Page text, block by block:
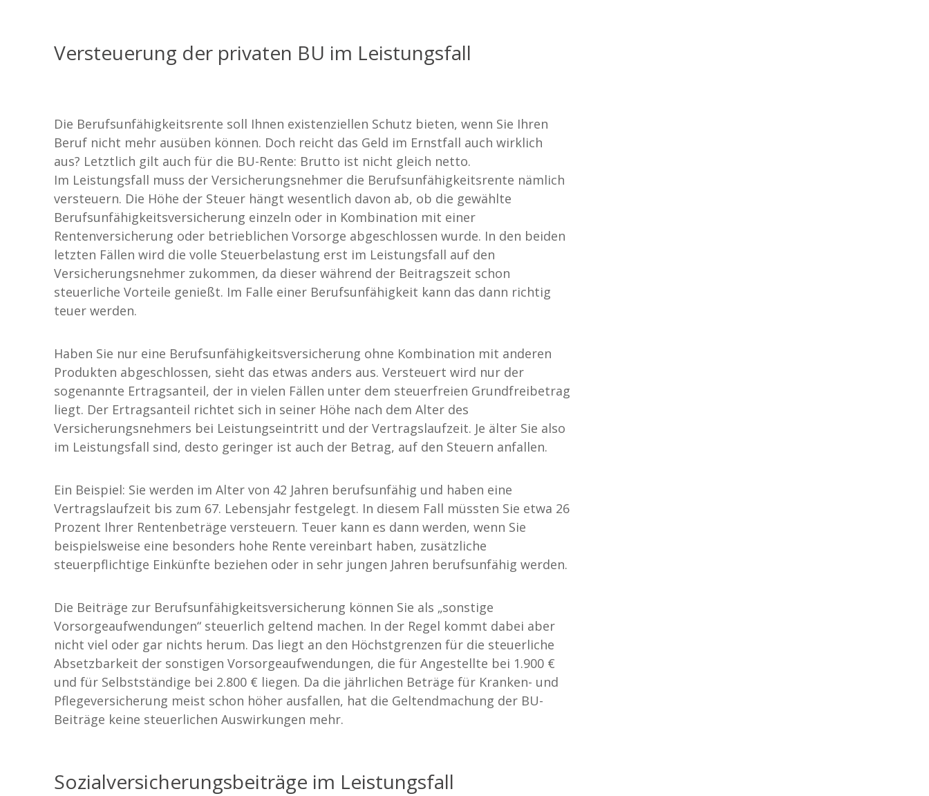
Versteuerung der privaten BU im Leistungsfall
Die Berufsunfähigkeitsrente soll Ihnen existenziellen Schutz bieten, wenn Sie Ihren
Beruf nicht mehr ausüben können. Doch reicht das Geld im Ernstfall auch wirklich
aus? Letztlich gilt auch für die BU-Rente: Brutto ist nicht gleich netto.
Im Leistungsfall muss der Versicherungsnehmer die Berufsunfähigkeitsrente nämlich
versteuern. Die Höhe der Steuer hängt wesentlich davon ab, ob die gewählte
Berufsunfähigkeitsversicherung einzeln oder in Kombination mit einer
Rentenversicherung oder betrieblichen Vorsorge abgeschlossen wurde. In den beiden
letzten Fällen wird die volle Steuerbelastung erst im Leistungsfall auf den
Versicherungsnehmer zukommen, da dieser während der Beitragszeit schon
steuerliche Vorteile genießt. Im Falle einer Berufsunfähigkeit kann das dann richtig
teuer werden.
Haben Sie nur eine Berufsunfähigkeitsversicherung ohne Kombination mit anderen
Produkten abgeschlossen, sieht das etwas anders aus. Versteuert wird nur der
sogenannte Ertragsanteil, der in vielen Fällen unter dem steuerfreien Grundfreibetrag
liegt. Der Ertragsanteil richtet sich in seiner Höhe nach dem Alter des
Versicherungsnehmers bei Leistungseintritt und der Vertragslaufzeit. Je älter Sie also
im Leistungsfall sind, desto geringer ist auch der Betrag, auf den Steuern anfallen.
Ein Beispiel: Sie werden im Alter von 42 Jahren berufsunfähig und haben eine
Vertragslaufzeit bis zum 67. Lebensjahr festgelegt. In diesem Fall müssten Sie etwa 26
Prozent Ihrer Rentenbeträge versteuern. Teuer kann es dann werden, wenn Sie
beispielsweise eine besonders hohe Rente vereinbart haben, zusätzliche
steuerpflichtige Einkünfte beziehen oder in sehr jungen Jahren berufsunfähig werden.
Die Beiträge zur Berufsunfähigkeitsversicherung können Sie als „sonstige
Vorsorgeaufwendungen“ steuerlich geltend machen. In der Regel kommt dabei aber
nicht viel oder gar nichts herum. Das liegt an den Höchstgrenzen für die steuerliche
Absetzbarkeit der sonstigen Vorsorgeaufwendungen, die für Angestellte bei 1.900 €
und für Selbstständige bei 2.800 € liegen. Da die jährlichen Beträge für Kranken- und
Pflegeversicherung meist schon höher ausfallen, hat die Geltendmachung der BU-
Beiträge keine steuerlichen Auswirkungen mehr.
Sozialversicherungsbeiträge im Leistungsfall